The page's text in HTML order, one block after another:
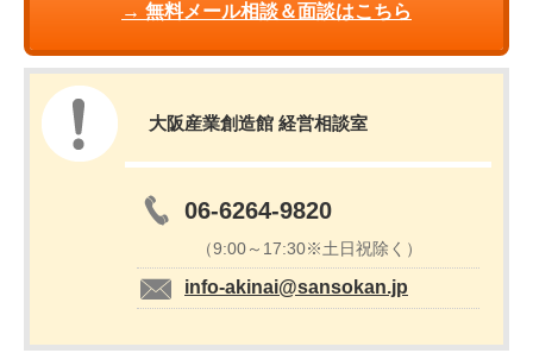
→ 無料メール相談＆面談はこちら
大阪産業創造館 経営相談室
06-6264-9820
（9:00～17:30※土日祝除く）
info-akinai@sansokan.jp